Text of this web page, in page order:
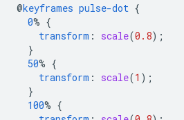
@keyframes pulse-dot {
0% {
transform : scale(0.8);
}
50% {
transform : scale(1 );
}
100% {